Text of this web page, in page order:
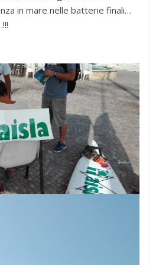
in mare nelle batterie finali…